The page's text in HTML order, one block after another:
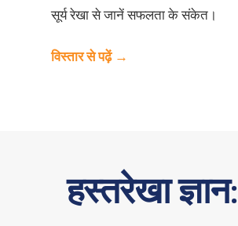
सूर्य रेखा से जानें सफलता के संकेत।
विस्तार से पढ़ें →
हस्तरेखा